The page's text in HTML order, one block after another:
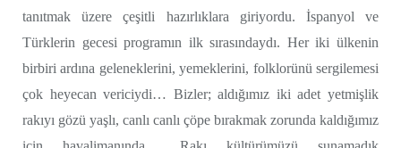
tanıtmak üzere çeşitli hazırlıklara giriyordu. İspanyol ve
Türklerin gecesi programın ilk sırasındaydı. Her iki ülkenin
birbiri ardına geleneklerini, yemeklerini, folklorünü sergilemesi
çok heyecan vericiydi… Bizler; aldığımız iki adet yetmişlik
rakıyı gözü yaşlı, canlı canlı çöpe bırakmak zorunda kaldığımız